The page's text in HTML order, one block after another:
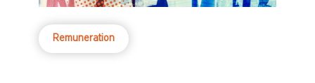
Remuneration